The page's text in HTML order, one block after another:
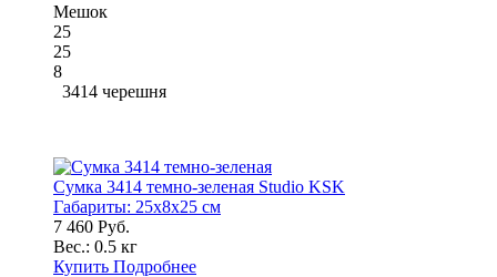
Мешок
25
25
8
3414 черешня
Сумка 3414 темно-зеленая Studio KSK
Габариты: 25x8x25 см
7 460 Руб.
Вес.: 0.5 кг
Купить Подробнее